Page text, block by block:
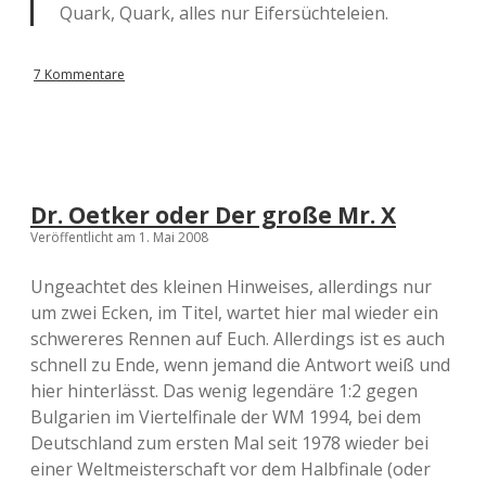
Quark, Quark, alles nur Eifersüchteleien.
7 Kommentare
Dr. Oetker oder Der große Mr. X
Veröffentlicht am 1. Mai 2008
Ungeachtet des kleinen Hinweises, allerdings nur
um zwei Ecken, im Titel, wartet hier mal wieder ein
schwereres Rennen auf Euch. Allerdings ist es auch
schnell zu Ende, wenn jemand die Antwort weiß und
hier hinterlässt. Das wenig legendäre 1:2 gegen
Bulgarien im Viertelfinale der WM 1994, bei dem
Deutschland zum ersten Mal seit 1978 wieder bei
einer Weltmeisterschaft vor dem Halbfinale (oder